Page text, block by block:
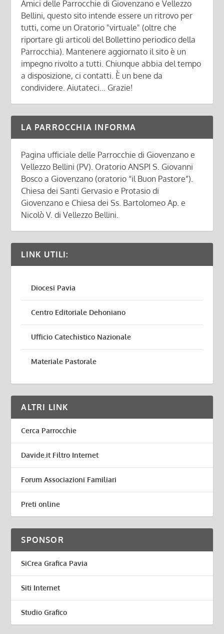
Amici delle Parrocchie di Giovenzano e Vellezzo
Bellini, questo sito intende essere un ritrovo per
tutti, come un Oratorio "virtuale" (oltre che
riportare gli articoli del Bollettino periodico della
Parrocchia). Mantenere aggiornato il sito è un
impegno rivolto a tutti. Chiunque abbia del tempo
a disposizione, ci contatti. È un bene da
condividere. Aiutateci... Grazie!
LA PARROCCHIA INFORMA
Pagina ufficiale delle Parrocchie di Giovenzano e
Vellezzo Bellini (PV). Oratorio ANSPI S. Giovanni
Bosco a Giovenzano (oratorio “il Buon Pastore”).
Chiesa dei Santi Gervasio e Protasio di
Giovenzano e Chiesa dei Ss. Bartolomeo Ap. e
Nicolò V. di Vellezzo Bellini.
LINK UTILI:
Diocesi Pavia
Centro Editoriale Dehoniano
Ufficio Catechistico Nazionale
Materiale Pastorale
ALTRI LINK
Cerca Parrocchie
Davide.it Filtro Internet
Forum Associazioni Familiari
Preti online
SPONSOR
SiCrea Grafica Pavia
Siti Internet
Studio Grafico